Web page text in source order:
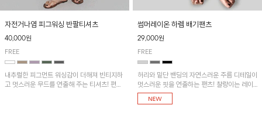
자전거나염 피그워싱 반팔티셔츠
40,000원
FREE
내추럴한 피그먼트 워싱감이 더해져 빈티지하
고 멋스러운 무드를 연출해 주는 티셔츠! 편안
썸머레이온 하렘 배기팬츠
29,000원
FREE
허리와 밑단 밴딩의 자연스러운 주름 디테일이
멋스러운 핏을 연출하는 팬츠! 찰랑이는 레이
온 소재로 가볍고 시원하게 착용되며, 여유로
운 실루엣으로 활동성이 좋아 데일리 하게 즐